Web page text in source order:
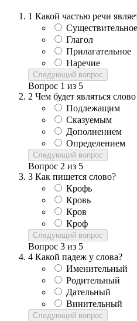
1 Какой частью речи
Существительное
Глагол
Прилагательное
Наречие
Следующий вопрос
Вопрос 1 из 5
2 Чем будет являться
Подлежащим
Сказуемым
Дополнением
Определением
Следующий вопрос
Вопрос 2 из 5
3 Как пишется слово?
Крофь
Кровь
Кров
Кроф
Следующий вопрос
Вопрос 3 из 5
4 Какой падеж у слова?
Именительный
Родительный
Дательный
Винительный
Следующий вопрос